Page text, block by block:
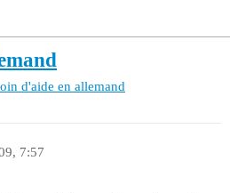
d'aide en allemand
7:57